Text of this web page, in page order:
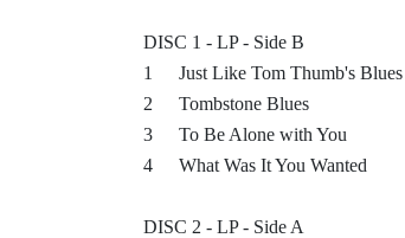
DISC 1 - LP - Side B
1
Just Like Tom Thumb's
2
Tombstone Blues
3
To Be Alone with You
4
What Was It You Wanted
DISC 2 - LP - Side A